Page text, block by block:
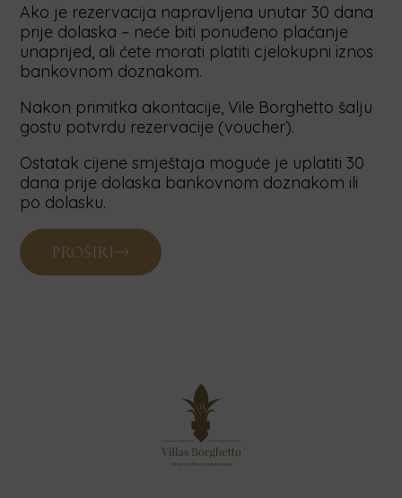
Ako je rezervacija napravljena unutar 30 dana
prije dolaska – neće biti ponuđeno plaćanje
unaprijed, ali ćete morati platiti cjelokupni iznos
bankovnom doznakom.
Nakon primitka akontacije, Vile Borghetto šalju
gostu potvrdu rezervacije (voucher).
Ostatak cijene smještaja moguće je uplatiti 30
dana prije dolaska bankovnom doznakom ili
po dolasku.
CIJENA USLUGE I VALUTA
nisu uključene u cijenu te će se iste gostima
dodatno naplatiti, kao posebna usluga.
Prema važećem Zakonu o boravišnoj pristojbi
Republike Hrvatske, gost je dužan platiti
PROŠIRI